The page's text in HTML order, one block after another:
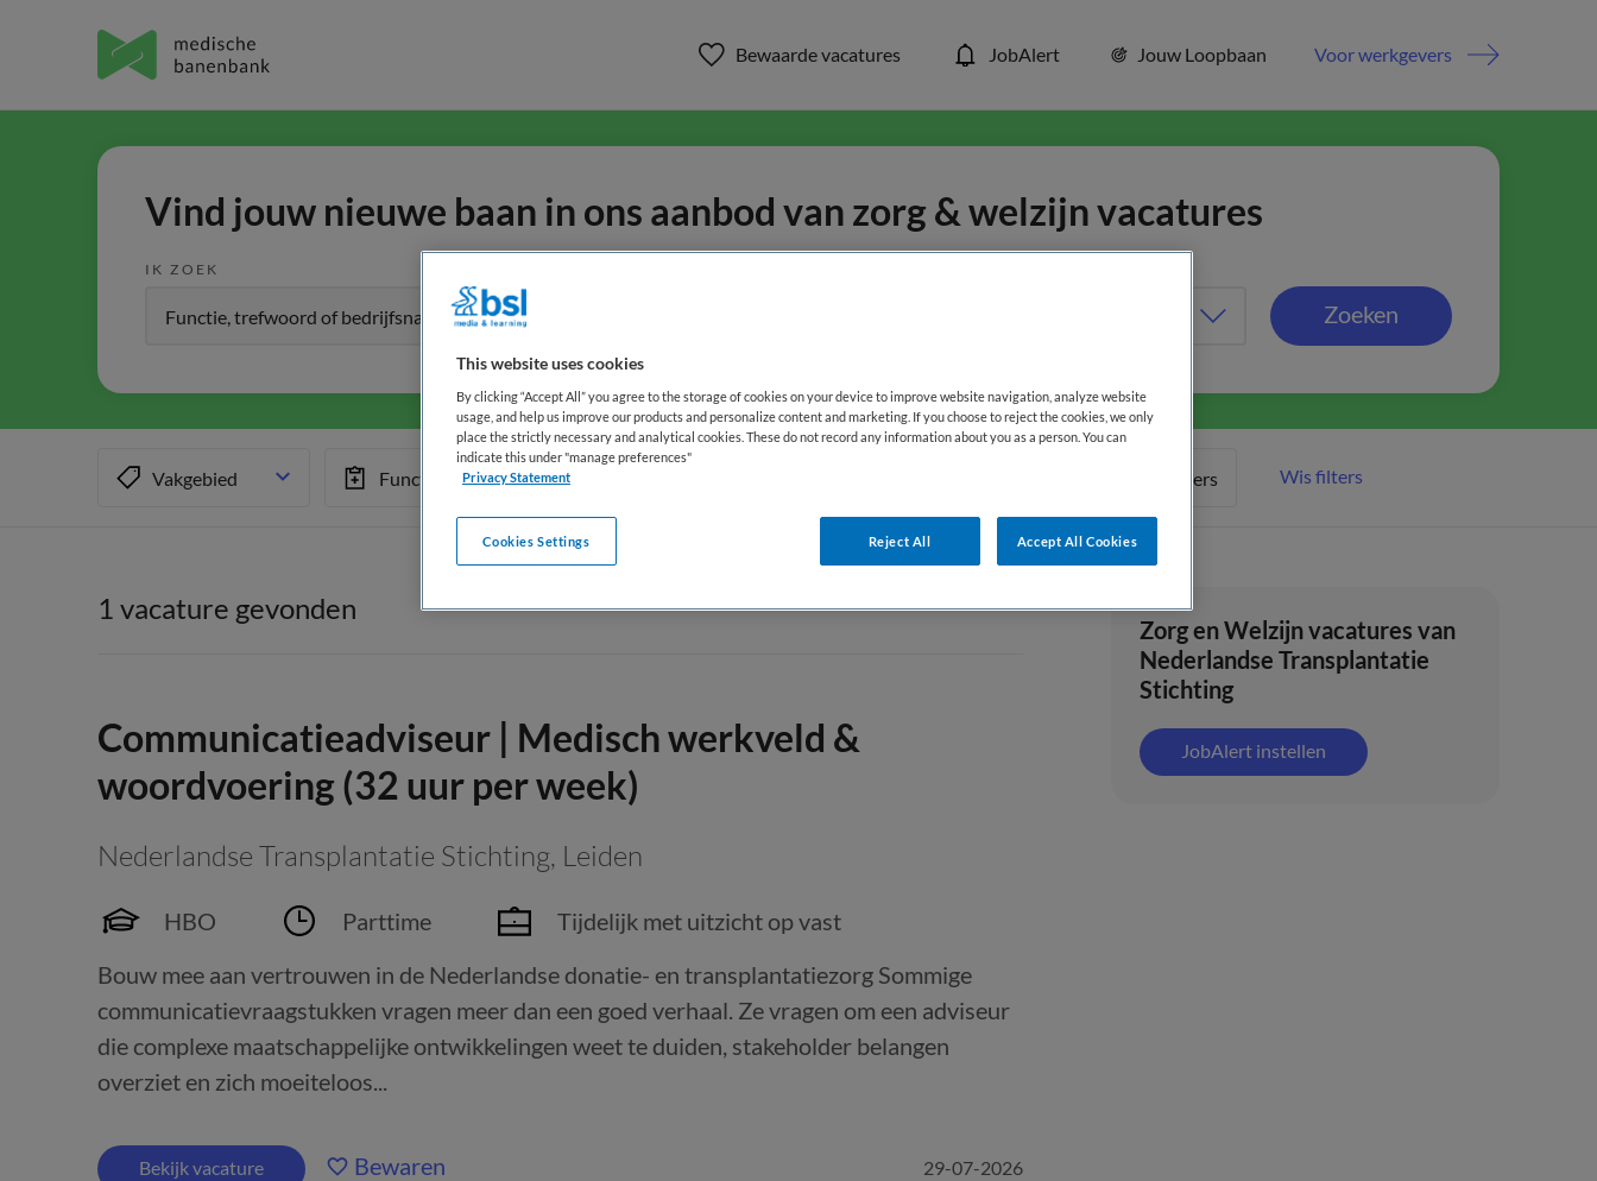
Bewaarde vacatures JobAlert Jouw Loopbaan Voor werkgevers
Vind jouw nieuwe baan in ons aanbod van zorg & welzijn vacatures
IK ZOEK
Zoeken
Vakgebied Functiegebied Meer filters Wis filters
Zorg en Welzijn vacatures van
Nederlandse Transplantatie
Stichting
JobAlert instellen
1 vacature gevonden
Communicatieadviseur | Medisch werkveld &
woordvoering (32 uur per week)
Nederlandse Transplantatie Stichting, Leiden
HBO Parttime
Tijdelijk met uitzicht op vast
Bouw mee aan vertrouwen in de Nederlandse donatie- en transplantatiezorg Sommige
communicatievraagstukken vragen meer dan een goed verhaal. Ze vragen om een adviseur
die complexe maatschappelijke ontwikkelingen weet te duiden, stakeholder belangen
overziet en zich moeiteloos...
Bekijk vacature Bewaren 29-07-2026
This website uses cookies
By clicking “Accept All” you agree to the storage of cookies on your device to improve website navigation, analyze website
usage, and help us improve our products and personalize content and marketing. If you choose to reject the cookies, we only
place the strictly necessary and analytical cookies. These do not record any information about you as a person. You can
indicate this under "manage preferences"
Privacy Statement
Reject All Accept All Cookies
Cookies Settings